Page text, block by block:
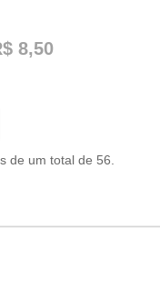
8,50
de um total de 56.